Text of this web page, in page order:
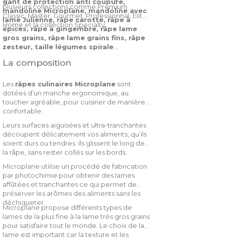
mandoline Microplane, mandoline avec
lame Julienne, râpe carotte, râpe à
épices, râpe à gingembre, râpe lame
gros grains, râpe lame grains fins, râpe
zesteur, taille légumes spirale
plusieurs collections comme Premium
Classic, Master, Gourmet, Professionnal, Elite,
Home et la collection Specialty.
La composition
Les râpes culinaires Microplane sont
dotées d’un manche ergonomique, au
toucher agréable, pour cuisiner de manière
confortable.
Leurs surfaces aiguisées et ultra-tranchantes
découpent délicatement vos aliments, qu’ils
soient durs ou tendres. Ils glissent le long de
la râpe, sans rester collés sur les bords.
Microplane utilise un procédé de fabrication
par photochimie pour obtenir des lames
affûtées et tranchantes ce qui permet de
préserver les arômes des aliments sans les
déchiqueter.
Microplane propose différents types de
lames de la plus fine à la lame très gros grains
pour satisfaire tout le monde. Le choix de la
lame est important car la texture et les